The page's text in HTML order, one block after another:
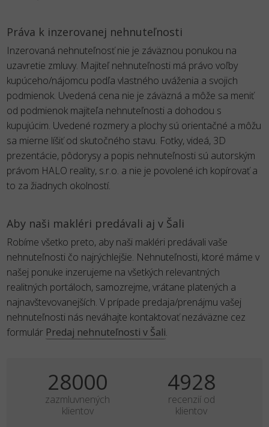
Práva k inzerovanej nehnuteľnosti
Inzerovaná nehnuteľnosť nie je záväznou ponukou na
uzavretie zmluvy. Majiteľ nehnuteľnosti má právo voľby
kupúceho/nájomcu podľa vlastného uváženia a svojich
podmienok. Uvedená cena nie je záväzná a môže sa meniť
od podmienok majiteľa nehnuteľnosti a dohodou s
kupujúcim. Uvedené rozmery a plochy sú orientačné a môžu
sa mierne líšiť od skutočného stavu. Fotky, videá, 3D
prezentácie, pôdorysy a popis nehnuteľnosti sú autorským
právom HALO reality, s.r.o. a nie je povolené ich kopírovať a
to za žiadnych okolností.
Aby naši makléri predávali aj v Šali
Robíme všetko preto, aby naši makléri predávali vaše
nehnuteľnosti čo najrýchlejšie. Nehnuteľnosti, ktoré máme v
našej ponuke inzerujeme na všetkých relevantných
realitných portáloch, samozrejme, vrátane platených a
najnavštevovanejších. V prípade predaja/prenájmu vašej
nehnuteľnosti nás neváhajte kontaktovať nezáväzne cez
formulár Predaj nehnuteľnosti v Šali.
35000
zazmluvnených
klientov
6160
recenzií od
klientov